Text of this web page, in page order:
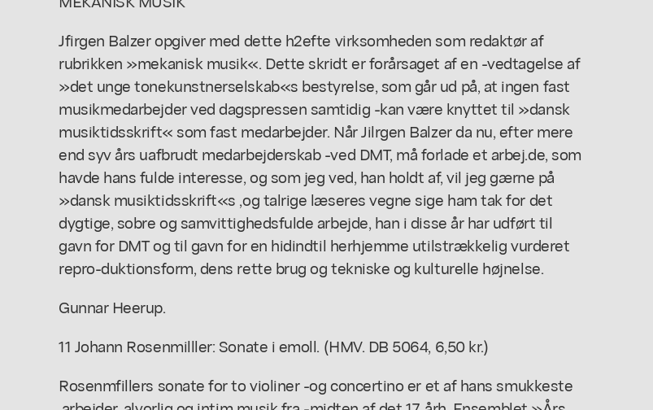
Jfirgen Balzer opgiver med dette h2efte virksomheden som redaktør af
rubrikken »mekanisk musik«. Dette skridt er forårsaget af en -vedtagelse af
»det unge tonekunstnerselskab«s bestyrelse, som går ud på, at ingen fast
musikmedarbejder ved dagspressen samtidig -kan være knyttet til »dansk
musiktidsskrift« som fast medarbejder. Når Jilrgen Balzer da nu, efter mere
end syv års uafbrudt medarbejderskab -ved DMT, må forlade et arbej.de, som
havde hans fulde interesse, og som jeg ved, han holdt af, vil jeg gærne på
»dansk musiktidsskrift«s ,og talrige læseres vegne sige ham tak for det
dygtige, sobre og samvittighedsfulde arbejde, han i disse år har udført til
gavn for DMT og til gavn for en hidindtil herhjemme utilstrækkelig vurderet
repro-duktionsform, dens rette brug og tekniske og kulturelle højnelse.
Gunnar Heerup.
11 Johann Rosenmilller: Sonate i emoll. (HMV. DB 5064, 6,50 kr.)
Rosenmfillers sonate for to violiner -og concertino er et af hans smukkeste